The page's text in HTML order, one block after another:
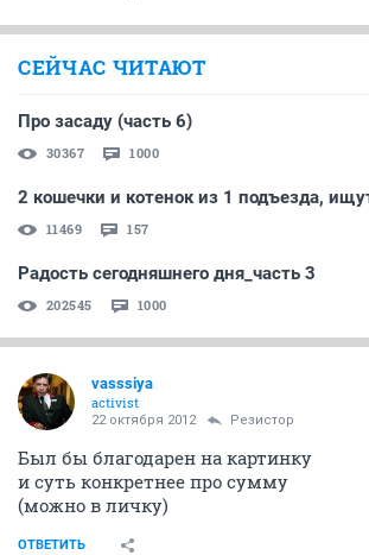
СЕЙЧАС ЧИТАЮТ
Про засаду (часть 6)
30367 1000
2 кошечки и котенок из 1 подъезда,
11469 157
Радость сегодняшнего дня_часть 3
202545 1000
vasssiya
activist
22 октября 2012 Резистор
Был бы благодарен на картинку
и суть конкретнее про сумму
(можно в личку)
ОТВЕТИТЬ